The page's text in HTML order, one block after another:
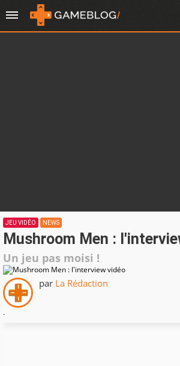
JEU VIDÉO NEWS
Mushroom Men :
Un jeu pas moisi !
par La Rédaction
.